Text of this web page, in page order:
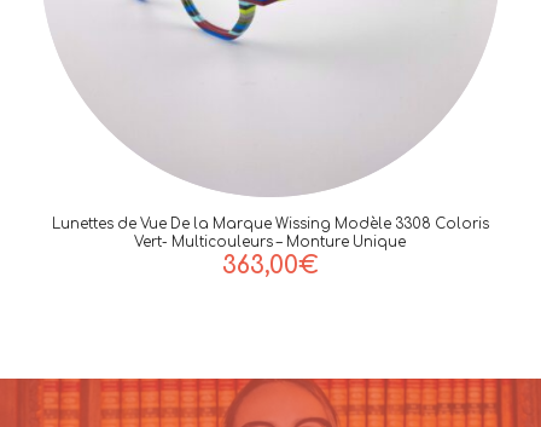
Lunettes de Vue De la Marque Wissing Modèle 3308 Coloris
Vert- Multicouleurs – Monture Unique
363,00€